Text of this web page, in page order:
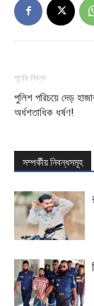
পূর্বের নিবন্ধ
পুলিশ পরিচয়ে দেড়
অর্ধশতাধিক ধর্ষণ!
সম্পর্কীয় নিবন্ধসমূহ